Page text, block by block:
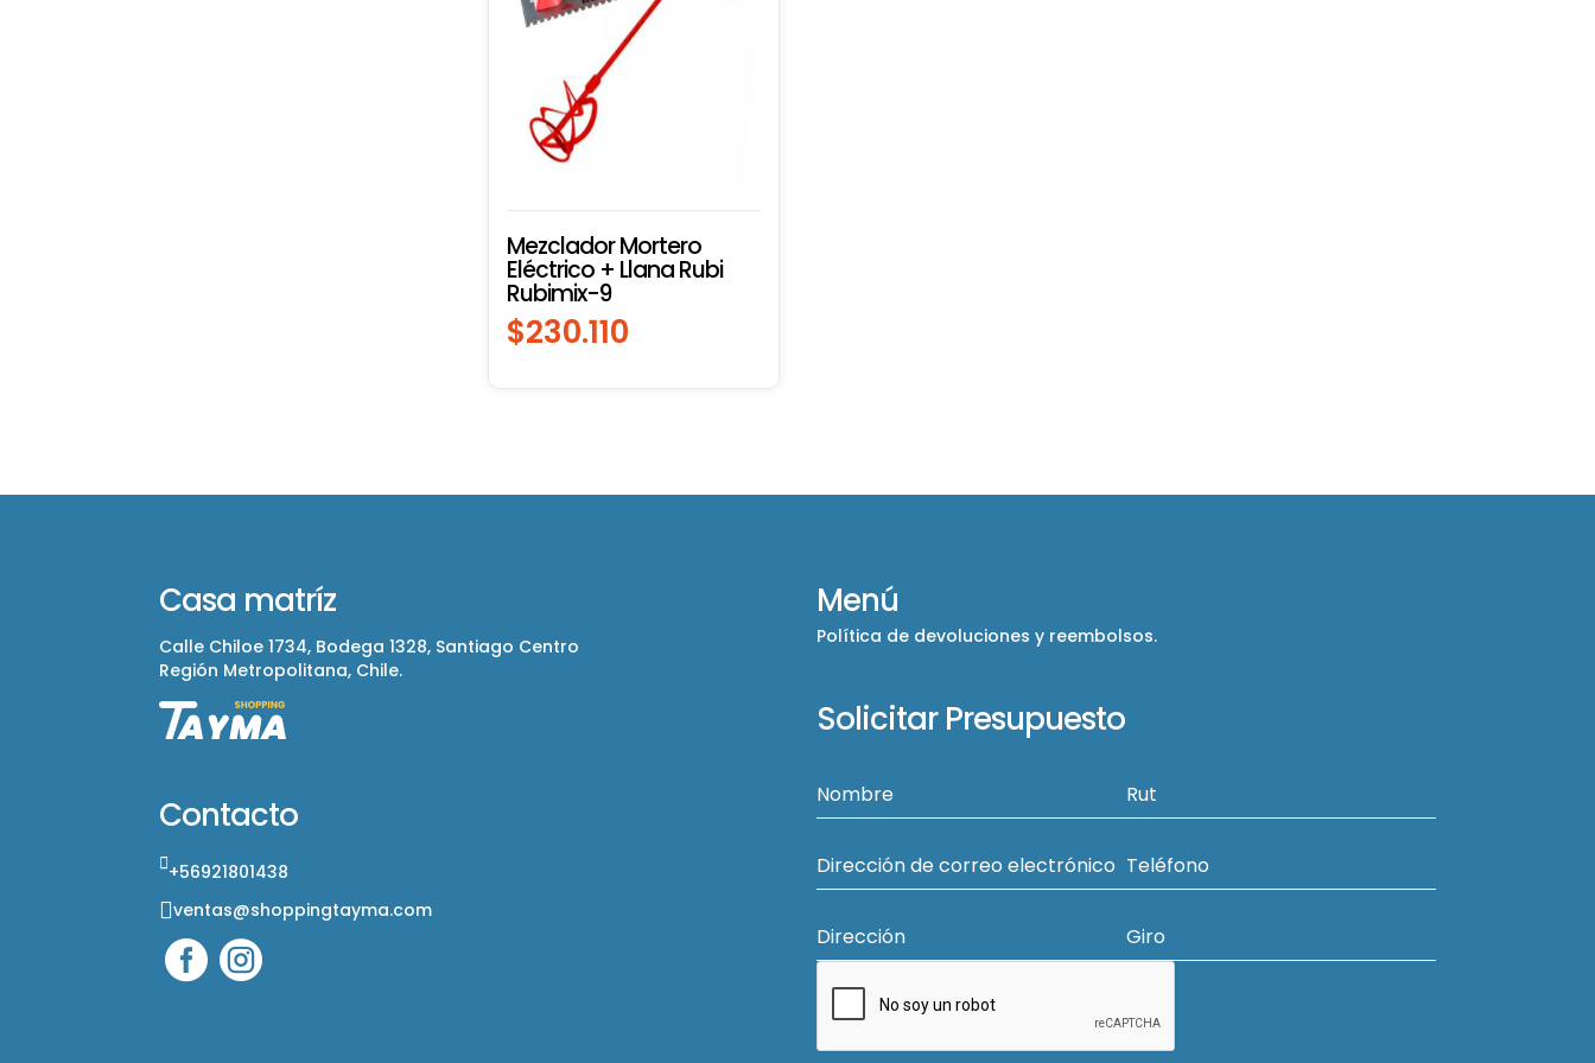
Mezclador Mortero
Eléctrico + Llana Rubi
Rubimix-9
$230.110
Casa matríz
Calle Chiloe 1734, Bodega 1328, Santiago Centro
Región Metropolitana, Chile.
Contacto
+56921801438
ventas@shoppingtayma.com
 
Menú
Política de devoluciones y reembolsos.
Solicitar Presupuesto
Nombre Rut
Dirección de correo electrónico Teléfono
Dirección Giro